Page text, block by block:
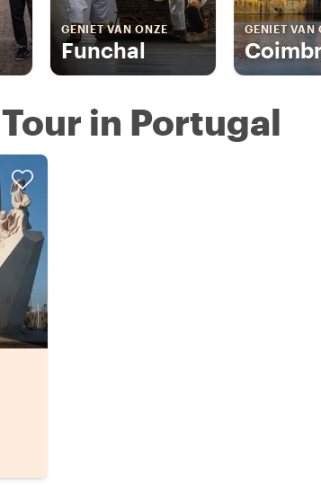
GENIET VAN ONZE
Funchal
GENIET VAN
in Portugal